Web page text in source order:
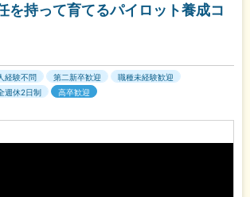
を持って育てるパイロット養成コ
経験不問 第二新卒歓迎
職種未経験歓迎
週休2日制 高卒歓迎